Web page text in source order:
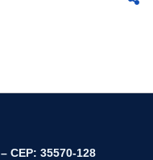
CEP: 35570-128